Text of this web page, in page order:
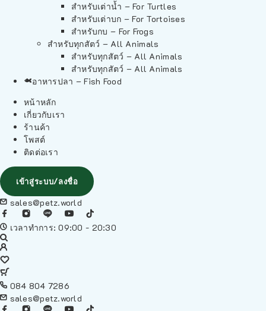
สำหรับเต่าน้ำ – For Turtles
สำหรับเต่าบก – For Tortoises
สำหรับกบ – For Frogs
สำหรับทุกสัตว์ – All Animals
สำหรับทุกสัตว์ – All Animals
สำหรับทุกสัตว์ – All Animals
อาหารปลา – Fish Food
หน้าหลัก
เกี่ยวกับเรา
ร้านค้า
โพสต์
ติดต่อเรา
เข้าสู่ระบบ/ลงชื่อ
sales@petz.world
เวลาทำการ: 09:00 - 20:30
084 804 7286
sales@petz.world